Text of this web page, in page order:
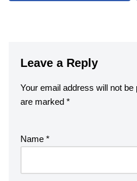
Leave a Reply
Your email address will not be
are marked *
Name *